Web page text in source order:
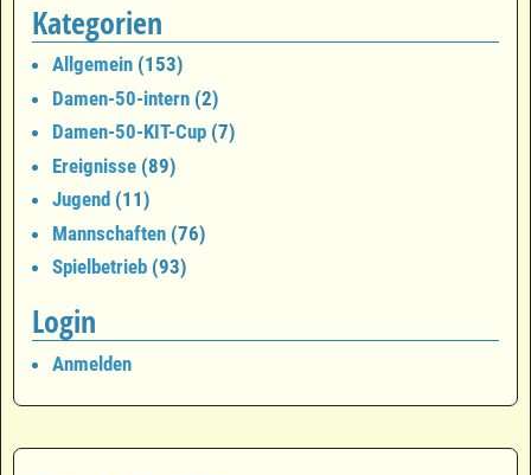
Kategorien
Allgemein (153)
Damen-50-intern (2)
Damen-50-KIT-Cup (7)
Ereignisse (89)
Jugend (11)
Mannschaften (76)
Spielbetrieb (93)
Login
Anmelden